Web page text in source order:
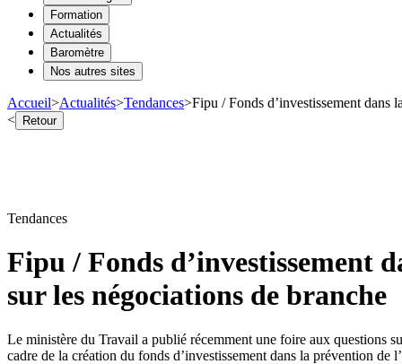
Formation
Actualités
Baromètre
Nos autres sites
Accueil>Actualités>Tendances>Fipu / Fonds d’investissement dans
< Retour
Tendances
Fipu / Fonds d’investissement
sur les négociations de branche
Le ministère du Travail a publié récemment une foire aux questions
cadre de la création du fonds d’investissement dans la prévention de